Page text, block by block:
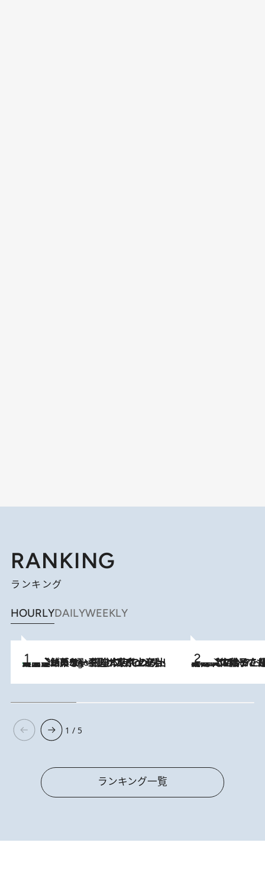
RANKING
ランキング
HOURLYDAILYWEEKLY
4 Hours Ago
【間違いのない王道・東京土産】資生堂パーラー 銀座本店でのみ出会える銘菓5選《極上プディング・濃厚チーズケーキ・ボンボンショコラほか》 2026.8.5
【阿川佐和子さんの年とる力】なぜ70代で始めた趣味は“こんなに楽しい”のか？ ピアノ、俳句…スランプに陥っても続けられる“ある秘訣”とは
1 / 5
ランキング一覧